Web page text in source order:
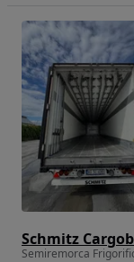
Schmitz
Semiremorca